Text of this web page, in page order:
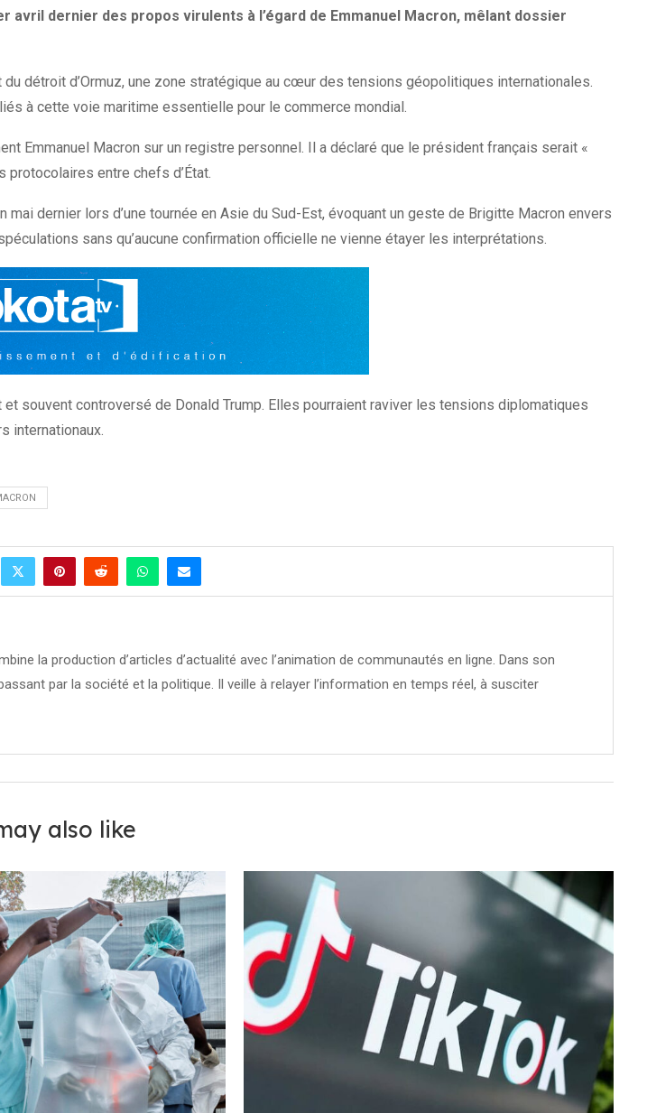
avril dernier des propos virulents à l’égard de Emmanuel Macron, mêlant dossier
détroit d’Ormuz, une zone stratégique au cœur des tensions géopolitiques internationales.
à cette voie maritime essentielle pour le commerce mondial.
Emmanuel Macron sur un registre personnel. Il a déclaré que le président français serait «
protocolaires entre chefs d’État.
dernier lors d’une tournée en Asie du Sud-Est, évoquant un geste de Brigitte Macron envers
sans qu’aucune confirmation officielle ne vienne étayer les interprétations.
souvent controversé de Donald Trump. Elles pourraient raviver les tensions diplomatiques
internationaux.
la production d’articles d’actualité avec l’animation de communautés en ligne. Dans son
par la société et la politique. Il veille à relayer l’information en temps réel, à susciter
also like